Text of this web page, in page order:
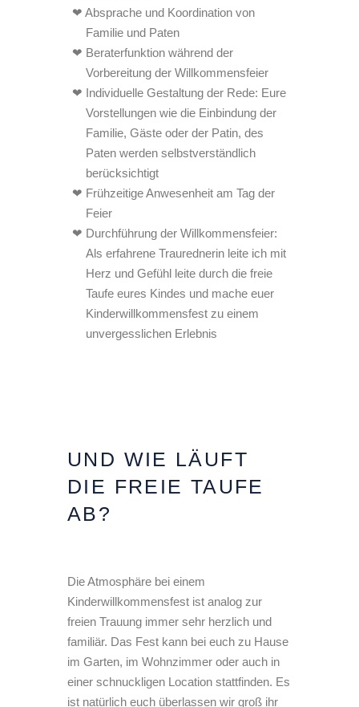
Absprache und Koordination von
Familie und Paten
Beraterfunktion während der
Vorbereitung der Willkommensfeier
Individuelle Gestaltung der Rede: Eure
Vorstellungen wie die Einbindung der
Familie, Gäste oder der Patin, des
Paten werden selbstverständlich
berücksichtigt
Frühzeitige Anwesenheit am Tag der
Feier
Durchführung der Willkommensfeier:
Als erfahrene Traurednerin leite ich mit
Herz und Gefühl leite durch die freie
Taufe eures Kindes und mache euer
Kinderwillkommensfest zu einem
unvergesslichen Erlebnis
UND WIE LÄUFT
DIE FREIE TAUFE
AB?
Die Atmosphäre bei einem
Kinderwillkommensfest ist analog zur
freien Trauung immer sehr herzlich und
familiär. Das Fest kann bei euch zu Hause
im Garten, im Wohnzimmer oder auch in
einer schnuckligen Location stattfinden. Es
ist natürlich euch überlassen wir groß ihr